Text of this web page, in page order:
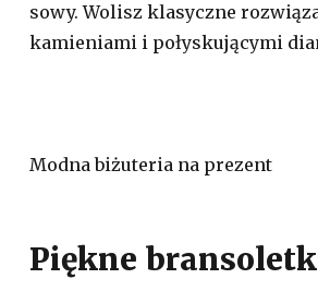
sowy. Wolisz klasyczne
kamieniami i połyskującymi
Modna biżuteria na prezent
Piękne